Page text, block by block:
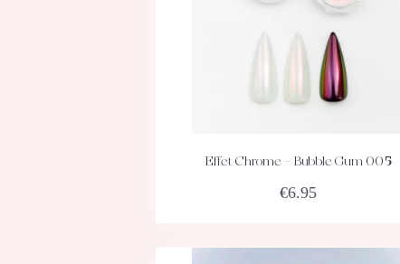
ACHETEZ DÉTAILS
Effet Chrome – Bubble Gum 005
€6.95